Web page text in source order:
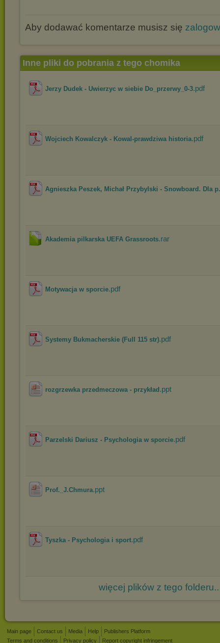
Aby dodawać komentarze musisz się
Inne pliki do pobrania z tego chomika
Jerzy Dudek - Uwierzyc w siebie Do_przerwy_0-3.pdf
Wojciech Kowalczyk - Kowal-prawdziwa historia.pdf
Agnieszka Peszek, Michał Przybylski - Snowboard. Dla
Akademia pilkarska UEFA Grassroots.rar
Motywacja w sporcie.pdf
Systemy Bukmacherskie (Full 115 str).pdf
rozgrzewka przedmeczowa - przykład .ppt
Parzelski Dariusz - Psychologia w sporcie.pdf
Prof._J.Chmura.ppt
Tyszka - Psychologia i sport.pdf
więcej plików z tego
Main page Contact us Media Help
Publishers Platform
Terms and conditions
Privacy policy Report copyright infringement